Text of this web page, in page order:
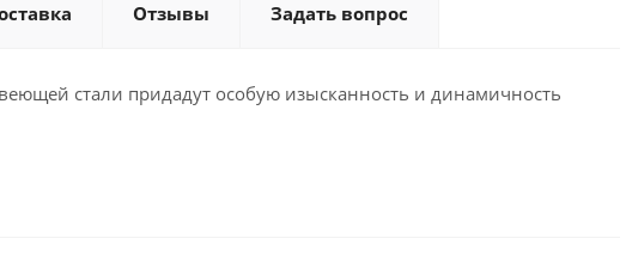
Отзывы Задать вопрос
стали придадут особую изысканность и динамичность